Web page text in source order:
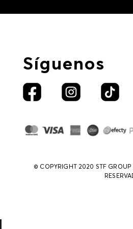
Síguenos
© COPYRIGHT 2020 STF GROUP